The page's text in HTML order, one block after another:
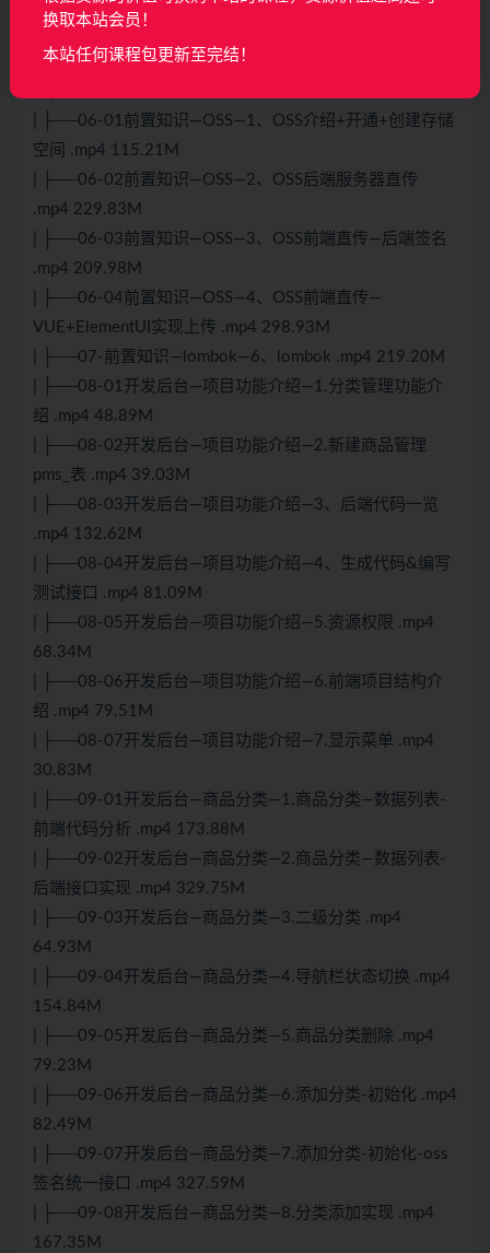
.mp4 254.53M
| ├──05-13前置知识—Mybatislpus—12、代码生成器
| ├──06-01前置知识—OSS—1、OSS介绍+开通+创建存储
空间 .mp4 115.21M
| ├──06-02前置知识—OSS—2、OSS后端服务器直传
.mp4 229.83M
| ├──06-03前置知识—OSS—3、OSS前端直传—后端签名
.mp4 209.98M
| ├──06-04前置知识—OSS—4、OSS前端直传—
VUE+ElementUI实现上传 .mp4 298.93M
| ├──07-前置知识—lombok—6、lombok .mp4 219.20M
| ├──08-01开发后台—项目功能介绍—1.分类管理功能介
绍 .mp4 48.89M
| ├──08-02开发后台—项目功能介绍—2.新建商品管理
pms_表 .mp4 39.03M
| ├──08-03开发后台—项目功能介绍—3、后端代码一览
.mp4 132.62M
| ├──08-04开发后台—项目功能介绍—4、生成代码&编写
测试接口 .mp4 81.09M
| ├──08-05开发后台—项目功能介绍—5.资源权限 .mp4
68.34M
| ├──08-06开发后台—项目功能介绍—6.前端项目结构介
绍 .mp4 79.51M
| ├──08-07开发后台—项目功能介绍—7.显示菜单 .mp4
30.83M
| ├──09-01开发后台—商品分类—1.商品分类—数据列表-
前端代码分析 .mp4 173.88M
| ├──09-02开发后台—商品分类—2.商品分类—数据列表-
后端接口实现 .mp4 329.75M
| ├──09-03开发后台—商品分类—3.二级分类 .mp4
64.93M
| ├──09-04开发后台—商品分类—4.导航栏状态切换 .mp4
154.84M
| ├──09-05开发后台—商品分类—5.商品分类删除 .mp4
79.23M
| ├──09-06开发后台—商品分类—6.添加分类-初始化 .mp4
82.49M
| ├──09-07开发后台—商品分类—7.添加分类-初始化-oss
签名统一接口 .mp4 327.59M
| ├──09-08开发后台—商品分类—8.分类添加实现 .mp4
167.35M
换取本站会员！
本站任何课程包更新至完结！